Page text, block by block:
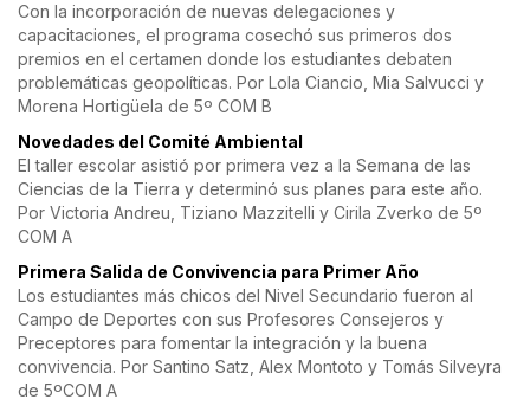
Con la incorporación de nuevas delegaciones y
capacitaciones, el programa cosechó sus primeros dos
premios en el certamen donde los estudiantes debaten
problemáticas geopolíticas. Por Lola Ciancio, Mia Salvucci y
Morena Hortigüela de 5º COM B
Novedades del Comité Ambiental
El taller escolar asistió por primera vez a la Semana de las
Ciencias de la Tierra y determinó sus planes para este año.
Por Victoria Andreu, Tiziano Mazzitelli y Cirila Zverko de 5º
COM A
Primera Salida de Convivencia para Primer Año
Los estudiantes más chicos del Nivel Secundario fueron al
Campo de Deportes con sus Profesores Consejeros y
Preceptores para fomentar la integración y la buena
convivencia. Por Santino Satz, Alex Montoto y Tomás Silveyra
de 5ºCOM A